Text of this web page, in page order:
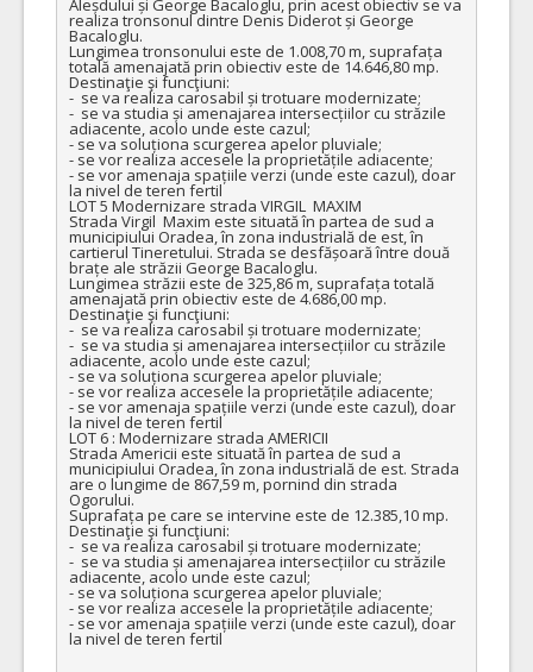
realiza tronsonul dintre Denis Diderot și George
Bacaloglu.
Lungimea tronsonului este de 1.008,70 m, suprafața
totală amenajată prin obiectiv este de 14.646,80 mp.
Destinaţie şi funcţiuni:
-  se va realiza carosabil și trotuare modernizate;
-  se va studia și amenajarea intersecțiilor cu străzile
adiacente, acolo unde este cazul;
- se va soluționa scurgerea apelor pluviale;
- se vor realiza accesele la proprietățile adiacente;
- se vor amenaja spațiile verzi (unde este cazul), doar
la nivel de teren fertil
LOT 5 Modernizare strada VIRGIL  MAXIM
Strada Virgil  Maxim este situată în partea de sud a
municipiului Oradea, în zona industrială de est, în
cartierul Tineretului. Strada se desfășoară între două
brațe ale străzii George Bacaloglu.
Lungimea străzii este de 325,86 m, suprafața totală
amenajată prin obiectiv este de 4.686,00 mp.
Destinaţie şi funcţiuni:
-  se va realiza carosabil și trotuare modernizate;
-  se va studia și amenajarea intersecțiilor cu străzile
adiacente, acolo unde este cazul;
- se va soluționa scurgerea apelor pluviale;
- se vor realiza accesele la proprietățile adiacente;
- se vor amenaja spațiile verzi (unde este cazul), doar
la nivel de teren fertil
LOT 6 : Modernizare strada AMERICII
Strada Americii este situată în partea de sud a
municipiului Oradea, în zona industrială de est. Strada
are o lungime de 867,59 m, pornind din strada
Ogorului.
Suprafața pe care se intervine este de 12.385,10 mp.
Destinaţie şi funcţiuni:
-  se va realiza carosabil și trotuare modernizate;
-  se va studia și amenajarea intersecțiilor cu străzile
adiacente, acolo unde este cazul;
- se va soluționa scurgerea apelor pluviale;
- se vor realiza accesele la proprietățile adiacente;
- se vor amenaja spațiile verzi (unde este cazul), doar
la nivel de teren fertil